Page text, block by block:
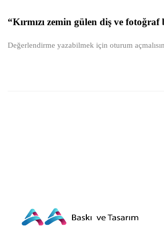
“Kırmızı zemin gülen diş ve
Değerlendirme yazabilmek için oturum